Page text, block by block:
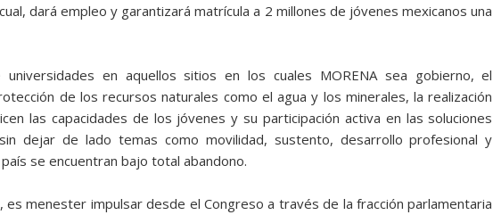
dará empleo y garantizará matrícula a 2 millones de jóvenes mexicanos una
en aquellos sitios en los cuales MORENA sea gobierno, el
de los recursos naturales como el agua y los minerales, la realización
las capacidades de los jóvenes y su participación activa en las soluciones
dejar de lado temas como movilidad, sustento, desarrollo profesional y
se encuentran bajo total abandono.
es menester impulsar desde el Congreso a través de la fracción parlamentaria